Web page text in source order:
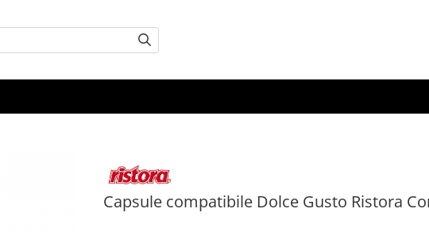
Capsule compatibile Dolce Gusto Ristora